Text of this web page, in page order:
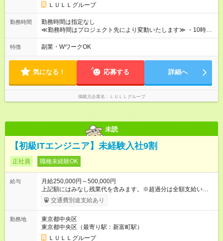
キルを考慮し初任給を決定。経験者の方は前給考慮も可能で
す！ ◎昇給年1回（研修終了後） ◎賞与年2回（2月・8月）＋業
績賞与あり ◤スキルアップも、収入アップも。◢ 入社後の成長
や頑張りは、しっかり給与で還元しています。 実際にほぼ全員
上アップした社員も。 エンジニアへの還元率は業界高水準の
87％。 スキルを磨いた分だけ、収入アップも目指せる環境で
す！ 【試用期間】試用期間あり 試用期間の長さ：6ヶ月 ※ 雇用
形態と給与に、本採用時と異なる部分があります。 雇用形態：
中途採用（契約社員） 給与：月給 230,000円以上 上記額にはみ
なし残業代を含みます。※超過分は全額支給いたします。 みな
別途支給いたします ※研修期間中（最大12ヶ月間）も、試用期
ＬＵＬＬグループ
勤務時間
勤務時間は指定なし
≪勤務時間はプロジェクト先により変動いたします≫ ・10時00
分～19時00分（休憩1時間） ・9時00分～18時00分（休憩1時
間） ＼平日夜も、ちゃんと「自分時間」がつくれます／ 残業は
やサウナなど、 趣味の時間を楽しむ社員も多くいます◎
特徴 副業・WワークOK
気になる！ 応募する 詳細へ
掲載元企業名 ＬＵＬＬグループ
未読
【初級ITエンジニア】未経験入社9割
正社員 職種未経験OK
給与
月給250,000円～500,000円
上記額にはみなし残業代を含みます。※超過分は全額支給いたし
ます。 みなし残業代 21,675円／月 みなし残業時間 12時間／月 -
------------------------------------------------------- ≪経験者の方は以下と
万円～＋業績賞与＋交通費＋各種手当 ※固定残業代（30時間/6
万6，610円分）を含む。超過分は追加支給いたします 能力やス
キルを考慮し初任給を決定。経験者の方は前給考慮も可能で
交通費別途支給あり
勤務地
東京都中央区
東京都中央区（最寄り駅：新富町駅）
ＬＵＬＬグループ